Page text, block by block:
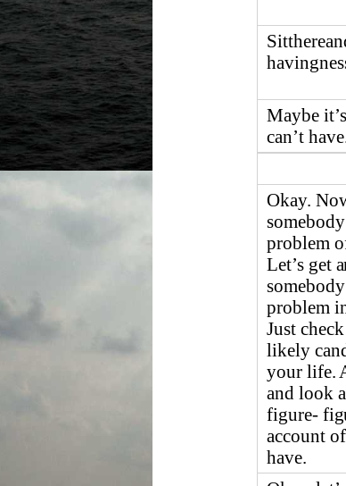
Maybe
can’t
Okay.
problem
Let’s get
problem
Just
likely
your life.
and look
figure-
account
have.